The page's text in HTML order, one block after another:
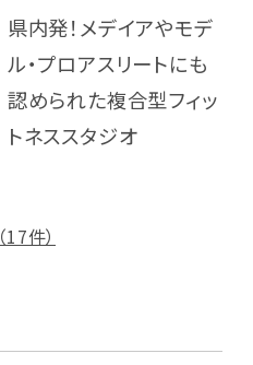
県内発！メデイアやモデ
ル・プロアスリートにも
認められた複合型フィッ
トネススタジオ
（17件）